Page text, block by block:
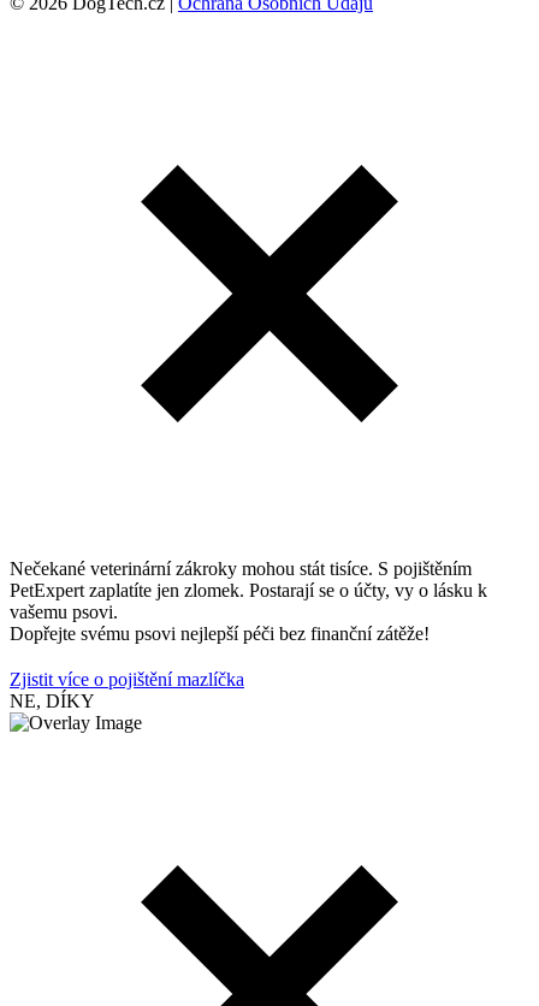
Nečekané veterinární zákroky mohou stát tisíce. S pojištěním
PetExpert zaplatíte jen zlomek. Postarají se o účty, vy o lásku k
vašemu psovi.
Dopřejte svému psovi nejlepší péči bez finanční zátěže!
Zjistit více o pojištění mazlíčka
NE, DÍKY